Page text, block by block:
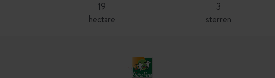
19
hectare
3
sterren